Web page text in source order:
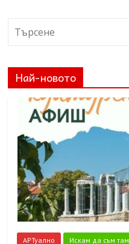
Най-новото
АРТуално Искам да съм там